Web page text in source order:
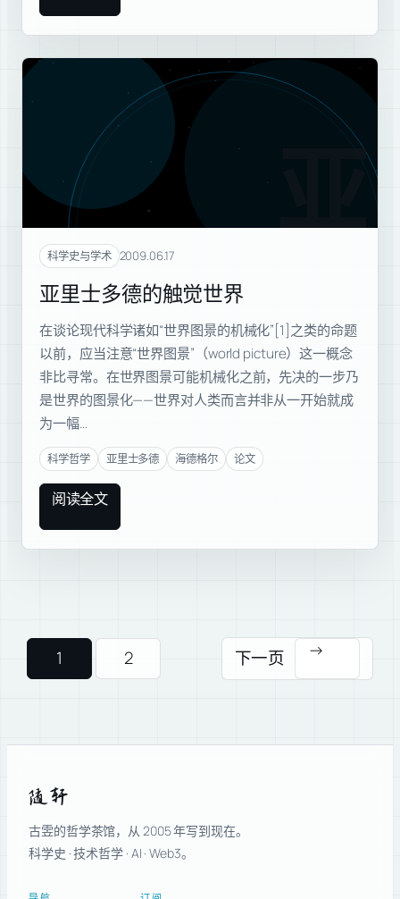
亚里
科学史与学术 2009.06.17
亚里士多德的触觉世界
在谈论现代科学诸如“世界图景的机械化”[1]之类的命题
以前，应当注意“世界图景”（world picture）这一概念
非比寻常。在世界图景可能机械化之前，先决的一步乃
是世界的图景化——世界对人类而言并非从一开始就成
为一幅…
科学哲学 亚里士多德 海德格尔 论文
阅读全文
1 2 下一页 →
随轩
古雴的哲学茶馆，从 2005 年写到现在。
科学史 · 技术哲学 · AI · Web3。